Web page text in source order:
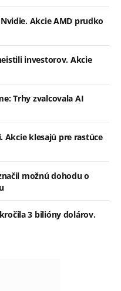
Akcie AMD prudko
investorov. Akcie
Trhy zvalcovala AI
Akcie klesajú pre rastúce
možnú dohodu o
3 bilióny dolárov.